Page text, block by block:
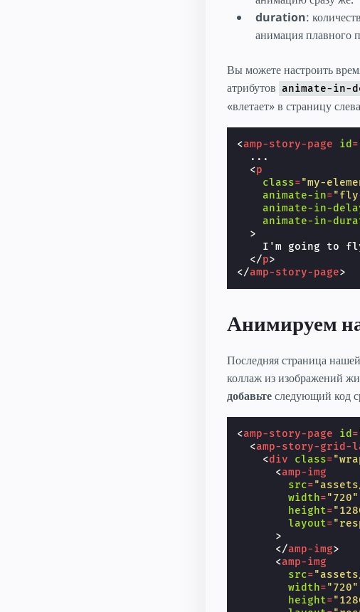
duration:
анимация плавного
Вы можете настроить
атрибутов animate-in-
«влетает» в страницу
<amp-story-page id =
  ...
<p
class="my-
animate-in=
animate-in-
animate-in-
>
I'm going to
</p>
</amp-story-page>
Анимируем
Последняя страница
коллаж из изображений
добавьтеследующий код
<amp-story-page id =
<amp-story-grid-
<div class=
<amp-img
src=
width="720"
height=
layout=
>
</amp-img>
<amp-img
src=
width="720"
height=